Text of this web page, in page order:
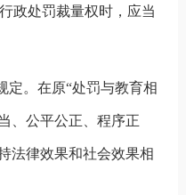
政处罚裁量权时，应当
定。在原“处罚与教育相
、公平公正、程序正
法律效果和社会效果相